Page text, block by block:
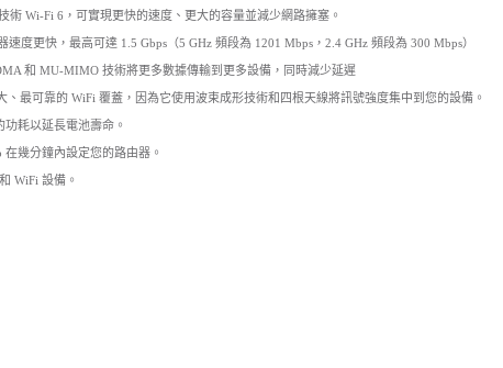
術 Wi-Fi 6，可實現更快的速度、更大的容量並減少網路擁塞。
度更快，最高可達 1.5 Gbps（5 GHz 頻段為 1201 Mbps，2.4 GHz 頻段為 300 Mbps）
和 MU-MIMO 技術將更多數據傳輸到更多設備，同時減少延遲
最可靠的 WiFi 覆蓋，因為它使用波束成形技術和四根天線將訊號強度集中到您的設備。
耗以延長電池壽命。
幾分鐘內設定您的路由器。
WiFi 設備。